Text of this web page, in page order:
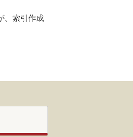
、索引作成